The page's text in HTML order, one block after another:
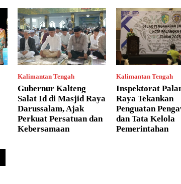
Kalimantan Tengah
Gubernur Kalteng
Salat Id di Masjid Raya
Darussalam, Ajak
Perkuat Persatuan dan
Kebersamaan
Kalimantan Tengah
Inspektorat
Raya Tekankan
Penguatan
dan Tata Kelola
Pemerintahan